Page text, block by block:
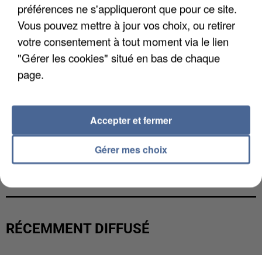
L’UN DES FONDATEURS SUPPOSÉS DE LA DZ
MAFIA INTERPELLÉ EN ALGÉRIE
RÉCEMMENT DIFFUSÉ
préférences ne s'appliqueront que pour ce site.
Vous pouvez mettre à jour vos choix, ou retirer
votre consentement à tout moment via le lien
"Gérer les cookies" situé en bas de chaque
page.
Gérer mes choix
Accepter et fermer